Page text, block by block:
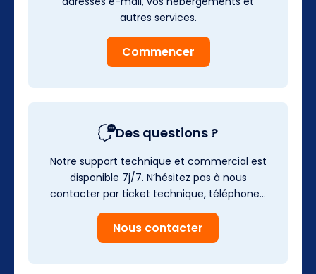
autres services.
Commencer
Des questions ?
Notre support technique et commercial est
disponible 7j/7. N’hésitez pas à nous
contacter par ticket technique, téléphone…
Nous contacter